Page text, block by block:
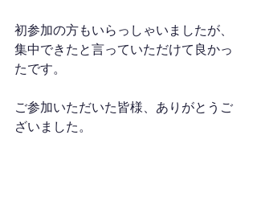
初参加の方もいらっしゃいましたが、
集中できたと言っていただけて良かっ
たです。
ご参加いただいた皆様、ありがとうご
ざいました。